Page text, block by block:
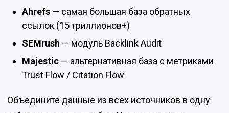
Ahrefs— самая большая база обратных
ссылок (15 триллионов+)
SEMrush — модуль Backlink Audit
Majestic— альтернативная база с метриками
Trust Flow / Citation Flow
Объедините данные из всех источников в одну